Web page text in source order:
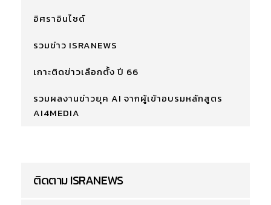
อิศราอินไซด์
รวมข่าว ISRANEWS
เกาะติดข่าวเลือกตั้ง ปี 66
รวมผลงานข่าวยุค AI จากผู้เข้าอบรมหลักสูตร
AI4MEDIA
ติดตาม ISRANEWS